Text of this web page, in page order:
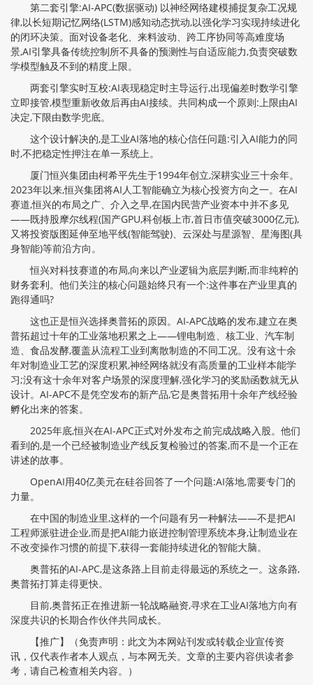
第二套引擎:AI-APC(数据驱动) 以神经网络建模捕捉复杂工况规
律,以长短期记忆网络(LSTM)感知动态扰动,以强化学习实现持续进化
的闭环决策。面对设备老化、来料波动、跨工序协同等高难度场
景,AI引擎具备传统控制所不具备的预测性与自适应能力,负责突破数
学模型触及不到的精度上限。
两套引擎实时互校:AI表现稳定时主导运行,出现偏差时数学引擎
立即接管,模型重新收敛后再由AI接续。共同构成一个原则:上限由AI
决定,下限由数学兜底。
这个设计解决的,是工业AI落地的核心信任问题:引入AI能力的同
时,不把稳定性押注在单一系统上。
厦门恒兴集团由柯希平先生于1994年创立,深耕实业三十余年。
2023年以来,恒兴集团将AI人工智能确立为核心投资方向之一。在AI
赛道,恒兴的布局之广、介入之早,在国内民营产业资本中并不多见
——既持股摩尔线程(国产GPU,科创板上市,首日市值突破3000亿元),
又将投资版图延伸至地平线(智能驾驶)、云深处与星源智、星海图(具
身智能)等前沿方向。
恒兴对科技赛道的布局,向来以产业逻辑为底层判断,而非纯粹的
财务套利。他们关注的核心问题始终只有一个:这件事在产业里真的
跑得通吗?
这也正是恒兴选择奥普拓的原因。AI-APC战略的发布,建立在奥
普拓超过十年的工业落地积累之上——锂电制造、核工业、汽车制
造、食品发酵,覆盖从流程工业到离散制造的不同工况。没有这十余
年对制造业工艺的深度积累,神经网络就没有高质量的工业样本能学
习;没有这十余年对客户场景的深度理解,强化学习的奖励函数就无从
设计。AI-APC不是凭空发布的新产品,它是奥普拓用十余年产线经验
孵化出来的答案。
2025年底,恒兴在AI-APC正式对外发布之前完成战略入股。他们
看到的,是一个已经被制造业产线反复检验过的答案,而不是一个正在
讲述的故事。
OpenAI用40亿美元在硅谷回答了一个问题:AI落地,需要专门的
力量。
在中国的制造业里,这样的一个问题有另一种解法——不是把AI
工程师派驻进企业,而是把AI能力嵌进控制管理系统本身,让制造业在
不改变操作习惯的前提下,获得一套能持续进化的智能大脑。
奥普拓的AI-APC,是这条路上目前走得最远的系统之一。这条路,
奥普拓打算走得更快。
目前,奥普拓正在推进新一轮战略融资,寻求在工业AI落地方向有
深度共识的长期合作伙伴共同成长。
【推广】（免责声明：此文为本网站刊发或转载企业宣传资
讯，仅代表作者本人观点，与本网无关。文章的主要内容供读者参
考，请自己检查相关内容。）